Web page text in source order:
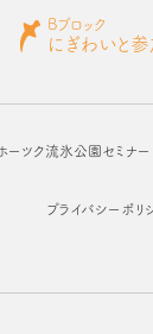
Bブロック
にぎわいと
ーツク流氷公園セミナー
プライバシーポリ